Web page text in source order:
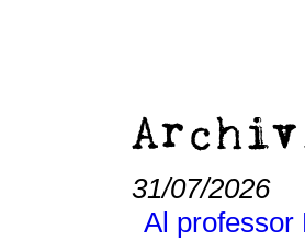
31/07/2026
Al professor